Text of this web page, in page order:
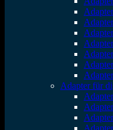
Adapter für